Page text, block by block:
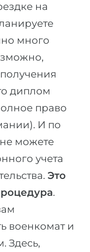
на
много
диплом
право
И по
можете
учета
Это
.
военкомат и
Здесь,